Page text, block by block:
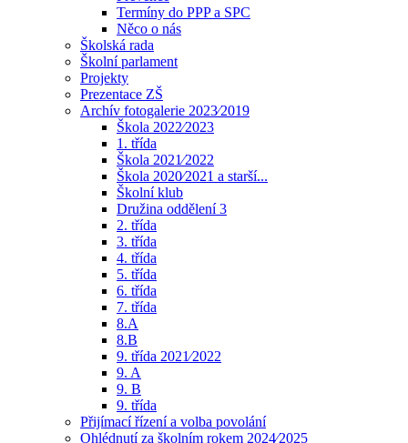
Termíny do PPP a SPC
Něco o nás
Školská rada
Školní parlament
Projekty
Prezentace ZŠ
Archív fotogalerie 2023⁄2019
Škola 2022⁄2023
1. třída
Škola 2021⁄2022
Škola 2020⁄2021 a starší...
Školní klub
Družina oddělení 3
2. třída
3. třída
4. třída
5. třída
6. třída
7. třída
8.A
8.B
9. třída 2021⁄2022
9. A
9. B
9. třída
Přijímací řízení a volba povolání
Ohlédnutí za školním rokem 2024⁄2025